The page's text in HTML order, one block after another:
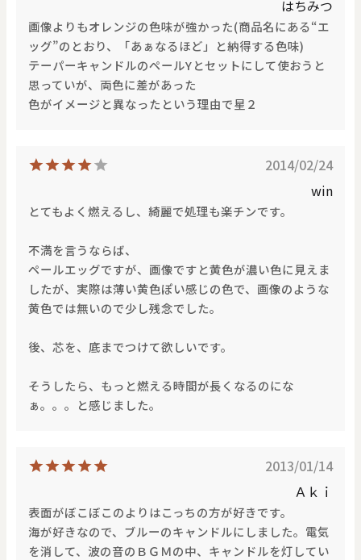
はちみつ
画像よりもオレンジの色味が強かった(商品名にある“エ
ッグ”のとおり、「あぁなるほど」と納得する色味)
テーパーキャンドルのペールYとセットにして使おうと
思っていが、両色に差があった
色がイメージと異なったという理由で星２
2014/02/24
win
とてもよく燃えるし、綺麗で処理も楽チンです。
不満を言うならば、
ペールエッグですが、画像ですと黄色が濃い色に見えま
したが、実際は薄い黄色ぽい感じの色で、画像のような
黄色では無いので少し残念でした。
後、芯を、底までつけて欲しいです。
そうしたら、もっと燃える時間が長くなるのにな
ぁ。。。と感じました。
2013/01/14
Ａｋｉ
表面がぼこぼこのよりはこっちの方が好きです。
海が好きなので、ブルーのキャンドルにしました。電気
を消して、波の音のＢＧＭの中、キャンドルを灯してい